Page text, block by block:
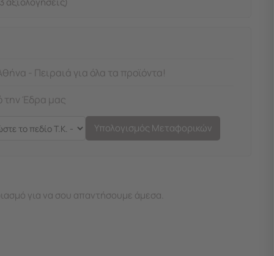
- Πειραιά για όλα τα προϊόντα!
την Έδρα μας
Υπολογισμός Μεταφορικών
για να σου απαντήσουμε άμεσα.